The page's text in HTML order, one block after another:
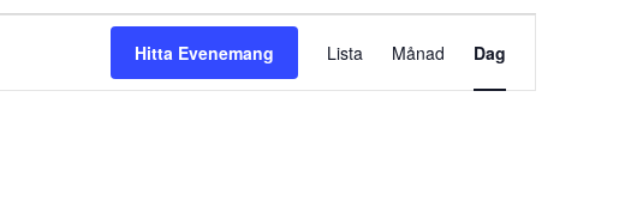
Hitta Evenemang
vynavigering
Lista Månad Dag